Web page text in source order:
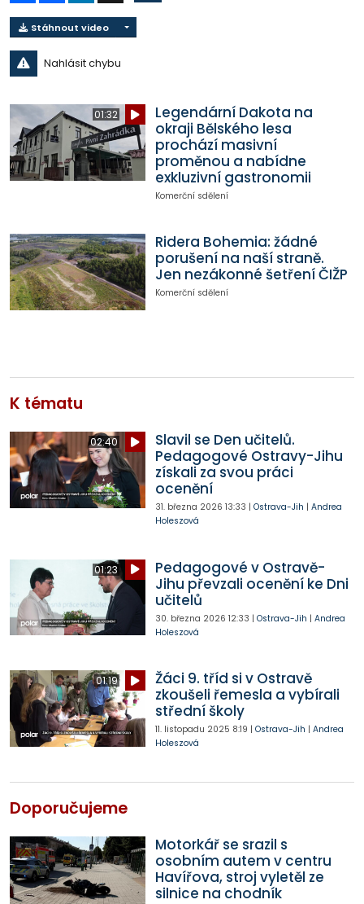
Stáhnout video
Nahlásit chybu
01:32
Legendární Dakota na
okraji Bělského lesa
prochází masivní
proměnou a nabídne
exkluzivní gastronomii
Komerční sdělení
Ridera Bohemia: žádné
porušení na naší straně.
Jen nezákonné šetření ČIŽP
Komerční sdělení
K tématu
02:40
Slavil se Den učitelů.
Pedagogové Ostravy-Jihu
získali za svou práci
ocenění
31. března 2026 13:33 | Ostrava-Jih | Andrea
Holeszová
01:23
Pedagogové v Ostravě-
Jihu převzali ocenění ke Dni
učitelů
30. března 2026 12:33 | Ostrava-Jih | Andrea
Holeszová
01:19
Žáci 9. tříd si v Ostravě
zkoušeli řemesla a vybírali
střední školy
11. listopadu 2025 8:19 | Ostrava-Jih | Andrea
Holeszová
Doporučujeme
Motorkář se srazil s
osobním autem v centru
Havířova, stroj vyletěl ze
silnice na chodník